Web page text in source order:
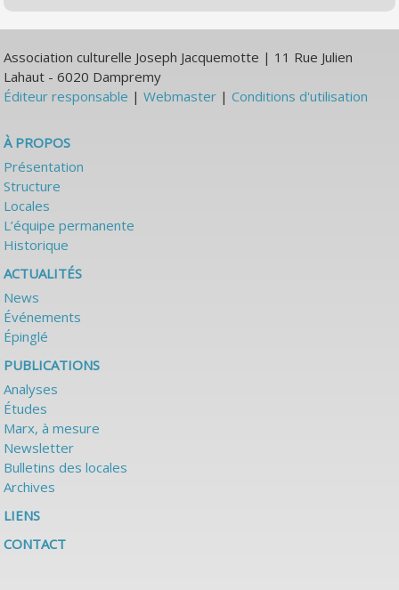
Association culturelle Joseph Jacquemotte | 11 Rue Julien
Lahaut - 6020 Dampremy
Éditeur responsable |Webmaster |Conditions d'utilisation
À PROPOS
Présentation
Structure
Locales
L’équipe permanente
Historique
ACTUALITÉS
News
Événements
Épinglé
PUBLICATIONS
Analyses
Études
Marx, à mesure
Newsletter
Bulletins des locales
Archives
LIENS
CONTACT